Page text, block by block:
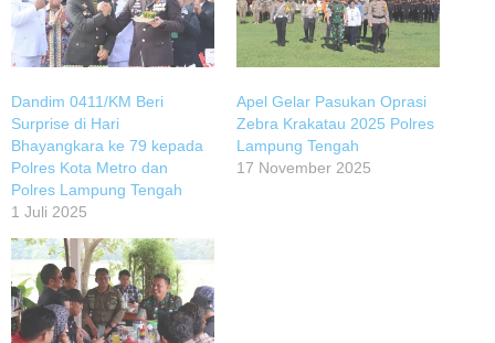
Dandim 0411/KM Beri
Surprise di Hari
Bhayangkara ke 79 kepada
Polres Kota Metro dan
Polres Lampung Tengah
1 Juli 2025
Apel Gelar Pasukan Oprasi
Zebra Krakatau 2025 Polres
Lampung Tengah
17 November 2025